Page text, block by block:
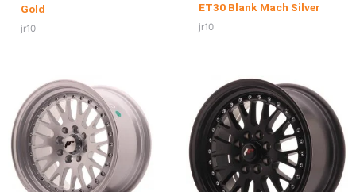
Gold
jr10
ET30 Blank Mach Silver
jr10